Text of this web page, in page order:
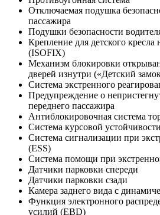
Отключаемая подушка
пассажира
Подушки безопасности
Крепление для детского кресла
(ISOFIX)
Механизм блокировки
дверей изнутри («Детский
Система экстренного
Предупреждение о
переднего пассажира
Антиблокировочная система
Система курсовой
Система сигнализации при
(ESS)
Система помощи при
Датчики парковки спереди
Датчики парковки сзади
Камера заднего вида с
Функция электронного
усилий (EBD)